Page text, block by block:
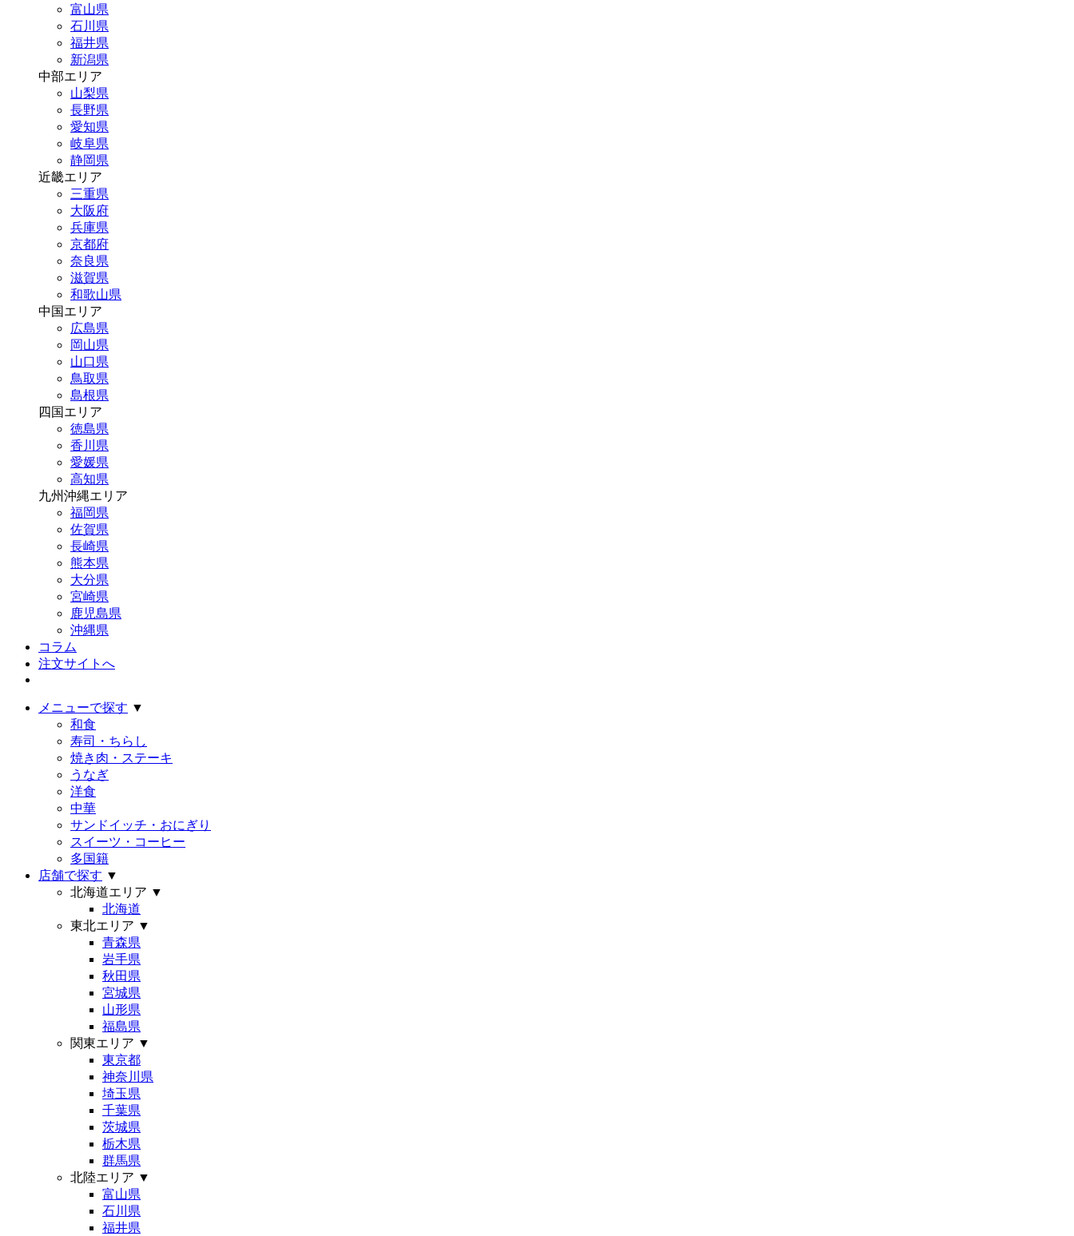
富山県
石川県
福井県
新潟県
中部エリア
山梨県
長野県
愛知県
岐阜県
静岡県
近畿エリア
三重県
大阪府
兵庫県
京都府
奈良県
滋賀県
和歌山県
中国エリア
広島県
岡山県
山口県
鳥取県
島根県
四国エリア
徳島県
香川県
愛媛県
高知県
九州沖縄エリア
福岡県
佐賀県
長崎県
熊本県
大分県
宮崎県
鹿児島県
沖縄県
コラム
注文サイトへ
メニューで探す ▼
和食
寿司・ちらし
焼き肉・ステーキ
うなぎ
洋食
中華
サンドイッチ・おにぎり
スイーツ・コーヒー
多国籍
店舗で探す ▼
北海道エリア ▼
北海道
東北エリア ▼
青森県
岩手県
秋田県
宮城県
山形県
福島県
関東エリア ▼
東京都
神奈川県
埼玉県
千葉県
茨城県
栃木県
群馬県
北陸エリア ▼
富山県
石川県
福井県